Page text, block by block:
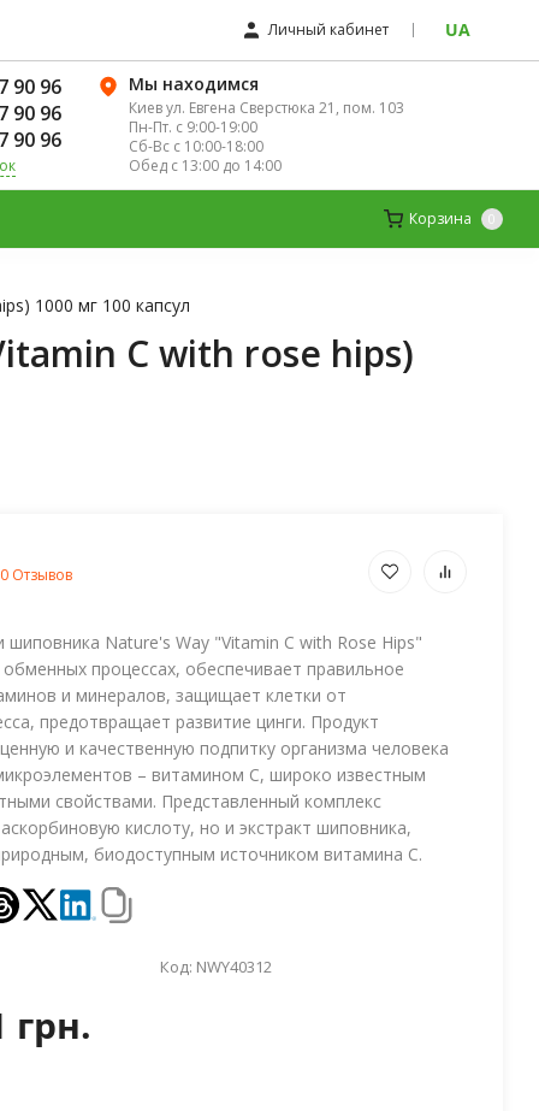
Личный кабинет UA
90 96
90 96
90 96
Мы находимся
Киев ул. Евгена Сверстюка 21, пом. 103
Пн-Пт. с 9:00-19:00
Сб-Вс с 10:00-18:00
Обед с 13:00 до 14:00
Корзина 0
1000 мг 100 капсул
C with rose hips)
0 Отзывов
Nature's Way "Vitamin C with Rose Hips"
процессах, обеспечивает правильное
и минералов, защищает клетки от
предотвращает развитие цинги. Продукт
и качественную подпитку организма человека
– витамином С, широко известным
свойствами. Представленный комплекс
кислоту, но и экстракт шиповника,
биодоступным источником витамина С.
Код: NWY40312
грн.